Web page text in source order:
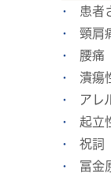
患者
頸肩
腰痛
潰瘍
アレ
起立
祝詞
冨金